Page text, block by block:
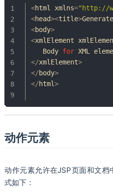
<html xmlns="http://
<head><title>Generate
<body>
<xmlElement
Body for
</xmlElement>
</body>
</html>
动作元素
动作元素允许在JSP页面和文
式如下：